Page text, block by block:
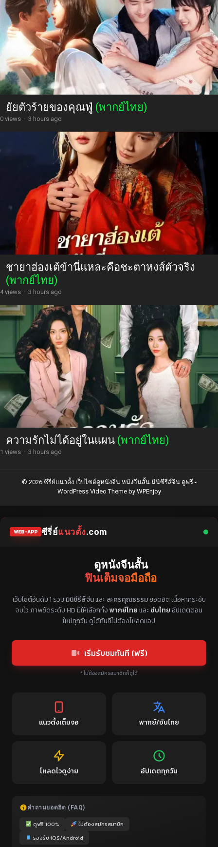
ยัยตัวร้ายของคุณฟู่ (พากย์ไทย)
0 views · 3 hours ago
ชายาฮ่องเต้ข้านี่แหละคือชะตาหงส์ตัวจริง
(พากย์ไทย)
4 views · 3 hours ago
ความรักไม่ได้อยู่ในแผน (พากย์ไทย)
1 views · 3 hours ago
© 2026 ซีรี่ย์แนวตั้ง เว็บไซต์ดูหนังจีน หนังจีนสั้น มินิซีรีส์จีน ดูฟรี -
WordPress Video Themeby WPEnjoy
WEB-APP ซีรี่ย์แนวตั้ง.com
ดูหนังจีนสั้น
ฟินเต็มจอมือถือ
เว็บไซต์อันดับ 1 รวม มินิซีรีส์จีนและ ละครคุณธรรมยอดฮิต เนื้อหากระชับ
จบไว ภาพชัดระดับ HD มีให้เลือกทั้งพากย์ไทยและ ซับไทยอัปเดตตอน
ใหม่ทุกวัน ดูได้ทันทีไม่ต้องโหลดแอป
เริ่มรับชมทันที (ฟรี)
* ไม่ต้องสมัครสมาชิกก็ดูได้
แนวตั้งเต็มจอ พากย์/ซับไทย
โหลดไวดูง่าย อัปเดตทุกวัน
คำถามยอดฮิต (FAQ)
ดูฟรี 100%
ไม่ต้องสมัครสมาชิก
รองรับ iOS/Android